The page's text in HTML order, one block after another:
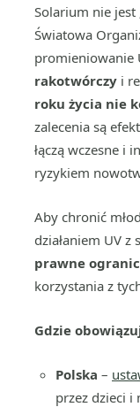
Solarium nie jest
Światowa
promieniowanie
rakotwórczy i
roku życia nie
zalecenia są
łączą wczesne i
ryzykiem
Aby chronić
działaniem UV
prawne
korzystania z
Gdzie
Polska –
przez dzieci i